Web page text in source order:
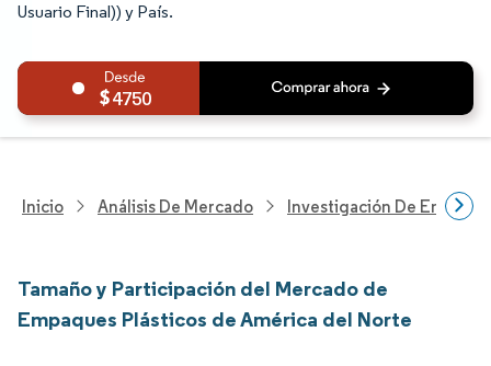
Usuario Final)) y País.
4750
Inicio Análisis De Mercado Investigación De Envases
Tamaño y Participación del Mercado de
Empaques Plásticos de América del Norte